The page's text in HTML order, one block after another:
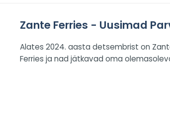
Zante Ferries - Uusimad
Alates 2024. aasta detsembrist on
Ferries ja nad jätkavad oma